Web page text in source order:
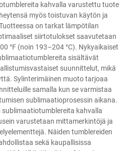
kahvalla varustettu tuote
myös toistuvan käytön ja
on tarkat lämpötilan
siirtotulokset saavutetaan
°F (noin 193–204 °C). Nykyaikaiset
sisältävät
suunnittelut, mikä
Sylinterimäinen muoto tarjoaa
samalla kun se varmistaa
sublimaatioprosessin aikana.
kahvalla
varustetaan mittamerkintöjä ja
Näiden tumblereiden
sekä kaupallisissa